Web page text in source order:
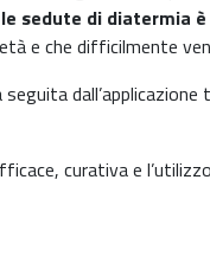
sedute di diatermia
e che difficilmente
dall’applicazione
curativa e